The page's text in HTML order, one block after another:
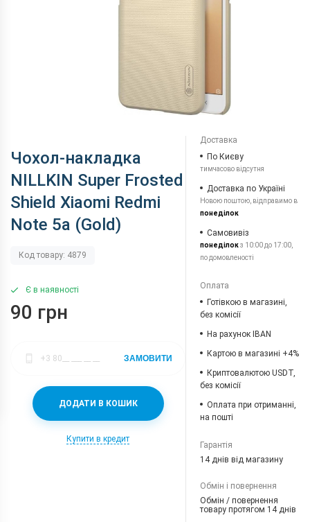
Чохол-накладка
NILLKIN Super Frosted
Shield Xiaomi Redmi
Note 5a (Gold)
Код товару: 4879
Є в наявності
90 грн
ДОДАТИ В КОШИК
Купити в кредит
ЗАМОВИТИ
Доставка
По Києву
тимчасово відсутня
Доставка по Україні
Новою поштою, відправимо в
понеділок
Самовивіз
понеділокз 10:00 до 17:00,
по домовленості
Оплата
Готівкою в магазині,
без комісії
На рахунок IBAN
Картою в магазині +4%
Криптовалютою USDT,
без комісії
Оплата при отриманні,
на пошті
Гарантія
14 днів від магазину
Обмін і повернення
Обмін / повернення
товару протягом 14 днів